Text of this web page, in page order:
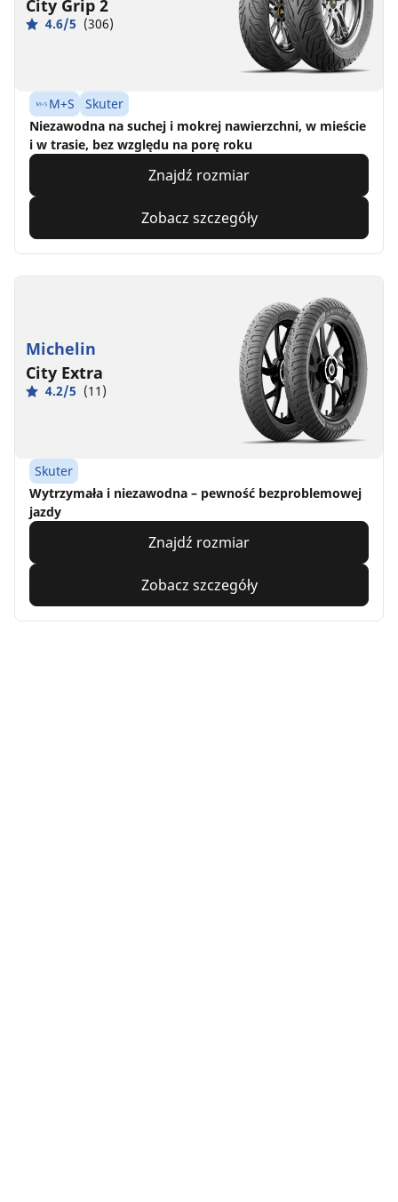
City Grip 2
4.6/5 (306)
M+S
Skuter
Niezawodna na suchej i mokrej nawierzchni, w mieście
i w trasie, bez względu na porę roku
Znajdź rozmiar
Zobacz szczegóły
Michelin
City Extra
4.2/5 (11)
Skuter
Wytrzymała i niezawodna – pewność bezproblemowej
jazdy
Znajdź rozmiar
Zobacz szczegóły